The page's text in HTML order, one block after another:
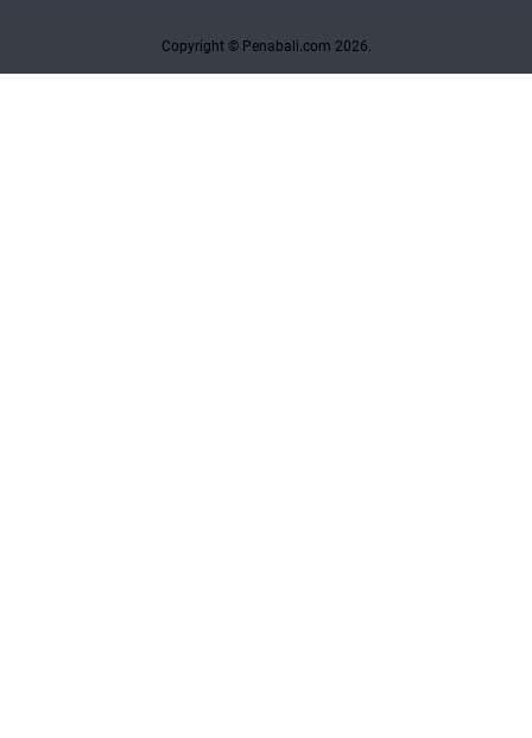
Copyright © Penabali.com 2026.